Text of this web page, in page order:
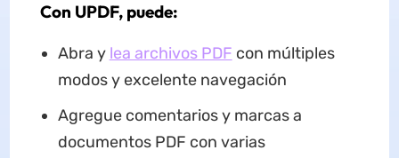
Con UPDF, puede:
Abra y lea archivos PDF con múltiples
modos y excelente navegación
Agregue comentarios y marcas a
documentos PDF con varias